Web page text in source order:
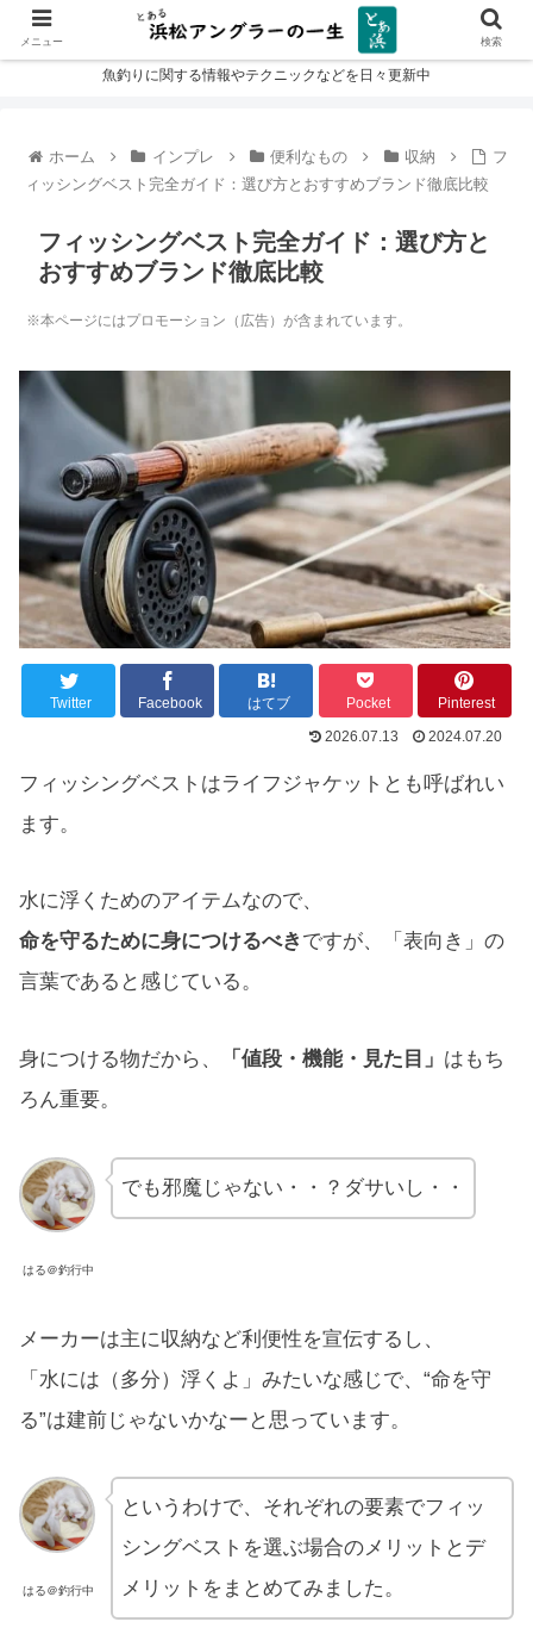
魚釣りに関する情報やテクニックなどを日々更新中
ホーム インプレ 便利なもの 収納
フ
ィッシングベスト完全ガイド：選び方とおすすめブランド徹底比較
フィッシングベスト完全ガイド：選び方と
おすすめブランド徹底比較
※本ページにはプロモーション（広告）が含まれています。
Twitter Facebook はてブ Pocket
Pinterest
2026.07.13
2024.07.20
フィッシングベストはライフジャケットとも呼ばれい
ます。
水に浮くためのアイテムなので、
命を守るために身につけるべき ですが、「表向き」の
言葉であると感じている。
身につける物だから、 「値段・機能・見た目」 はもち
ろん重要。
はる＠釣行中
でも邪魔じゃない・・？ダサいし・・
メーカーは主に収納など利便性を宣伝するし、
「水には（多分）浮くよ」みたいな感じで、“命を守
る”は建前じゃないかなーと思っています。
はる＠釣行中
というわけで、それぞれの要素でフィッ
シングベストを選ぶ場合のメリットとデ
メリットをまとめてみました。
メニュー 検索